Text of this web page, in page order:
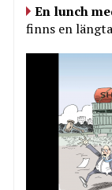
En lunch
finns en